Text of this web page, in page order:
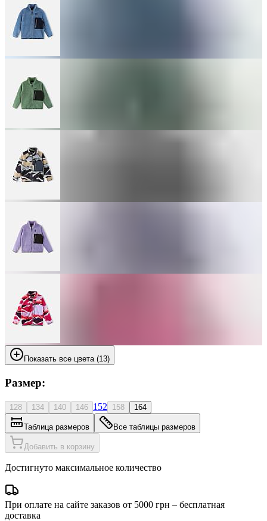
Показать все цвета (13)
Размер:
128 134 140 146 152 158 164
Таблица размеров Все таблицы размеров
Добавить в корзину
Достигнуто максимальное количество
При оплате на сайте заказов от 5000 грн – бесплатная
доставка